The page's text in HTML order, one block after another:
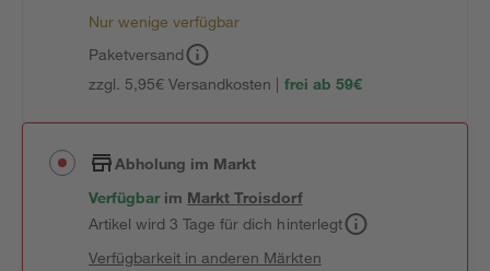
Nur wenige verfügbar
Paketversand
zzgl. 5,95€ Versandkosten | frei ab 59€
Abholung im Markt
Verfügbar im MarktTroisdorf
Artikel wird 3 Tage für dich hinterlegt
Verfügbarkeit in anderen Märkten